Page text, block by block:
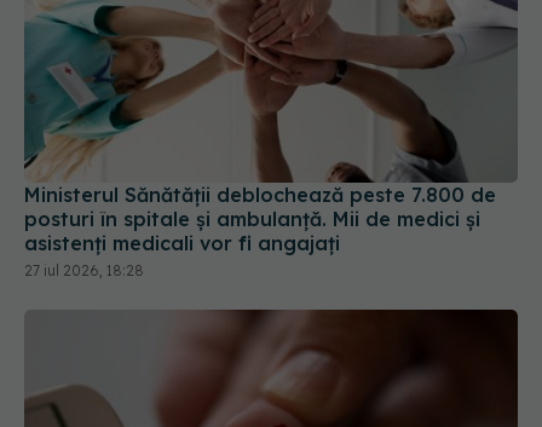
Ministerul Sănătății deblochează peste 7.800 de
posturi în spitale și ambulanță. Mii de medici și
asistenți medicali vor fi angajați
27 iul 2026, 18:28